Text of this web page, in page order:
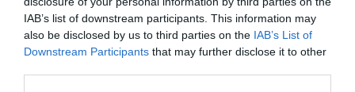
IAB’s list of downstream participants. This information may
also be disclosed by us to third parties on the IAB’s List of
Downstream Participants that may further disclose it to other